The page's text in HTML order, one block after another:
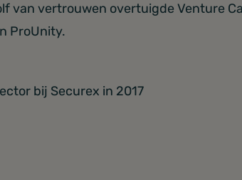
van vertrouwen overtuigde Venture
ProUnity.
bij Securex in 2017